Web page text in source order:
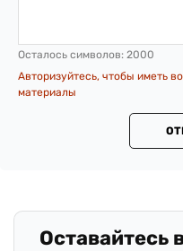
Осталось символов: 2000
Авторизуйтесь, чтобы иметь
материалы
Оставайтесь